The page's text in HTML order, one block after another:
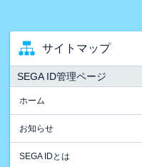
サイトマップ
SEGA ID管理ページ
ホーム
お知らせ
SEGA IDとは